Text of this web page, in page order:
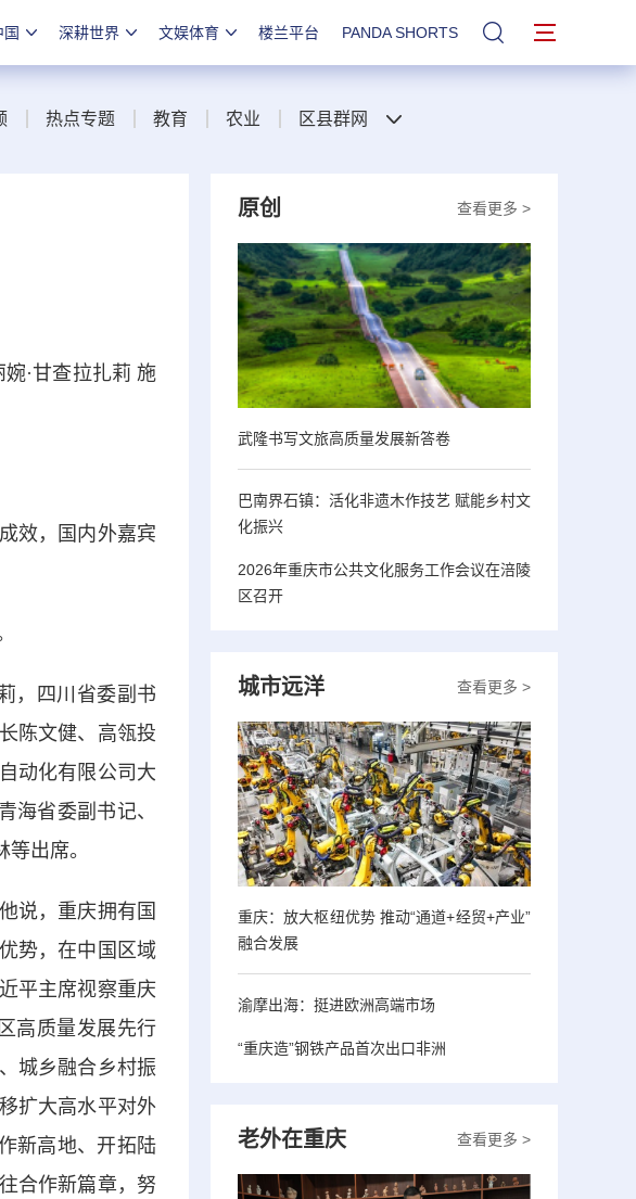
深耕世界 文娱体育 楼兰平台 PANDA SHORTS 站内搜索
热点专题 教育 农业 区县群网
·甘查拉扎莉 施
效，国内外嘉宾
，四川省委副书
陈文健、高瓴投
动化有限公司大
海省委副书记、
出席。
说，重庆拥有国
势，在中国区域
平主席视察重庆
高质量发展先行
城乡融合乡村振
扩大高水平对外
新高地、开拓陆
合作新篇章，努
查看更多 >
原创
武隆书写文旅高质量发展新答卷
巴南界石镇：活化非遗木作技艺 赋能乡村文
化振兴
2026年重庆市公共文化服务工作会议在涪陵
区召开
查看更多 >
城市远洋
重庆：放大枢纽优势 推动“通道+经贸+产业”
融合发展
渝摩出海：挺进欧洲高端市场
“重庆造”钢铁产品首次出口非洲
查看更多 >
老外在重庆